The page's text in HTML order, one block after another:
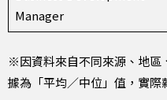
Manager
※因資料來自不同來源、地區
據為「平均／中位」值，實際